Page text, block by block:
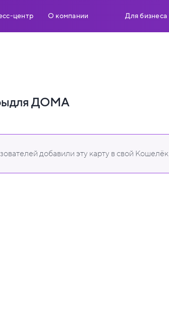
центр О компании Для бизнеса
ДОМА
добавили эту карту в свой Кошелёк